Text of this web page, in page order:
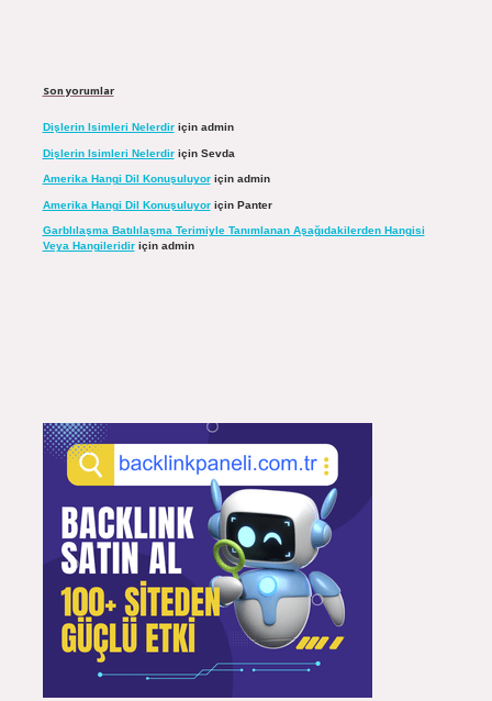
Son yorumlar
Dişlerin Isimleri Nelerdiriçin admin
Dişlerin Isimleri Nelerdiriçin Sevda
Amerika Hangi Dil Konuşuluyoriçin admin
Amerika Hangi Dil Konuşuluyoriçin Panter
Garblılaşma Batılılaşma Terimiyle Tanımlanan Aşağıdakilerden Hangisi
Veya Hangileridiriçin admin